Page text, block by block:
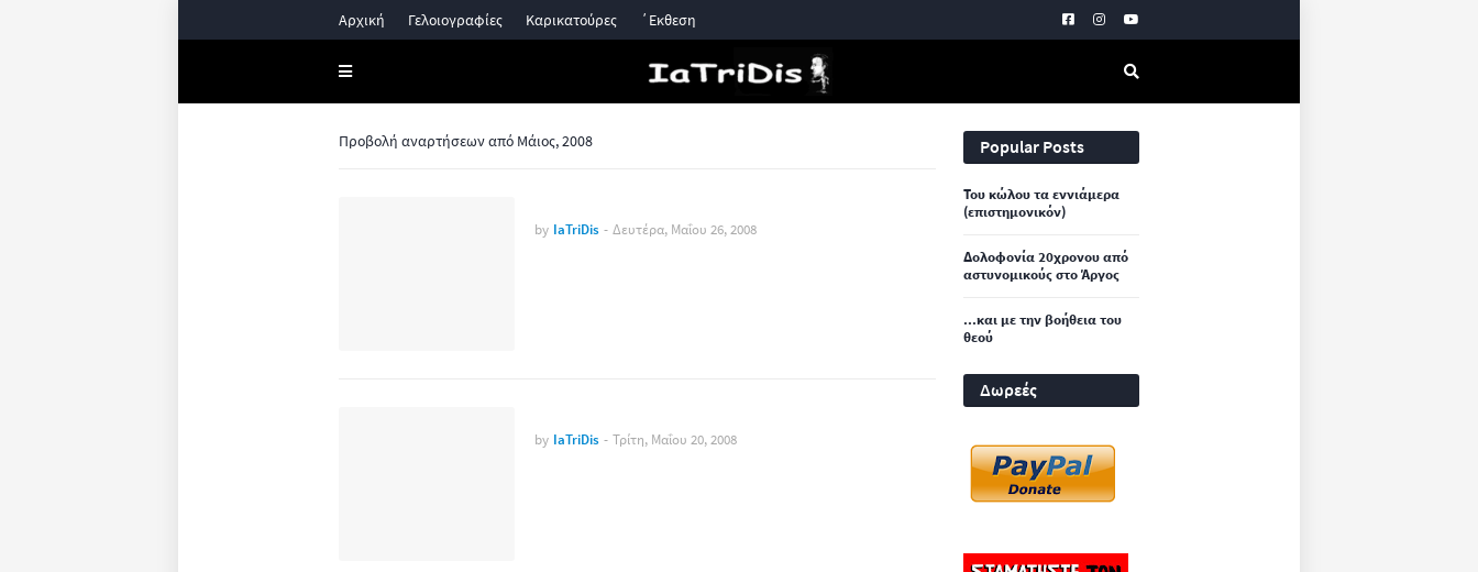
Αρχική Γελοιογραφίες Καρικατούρες ΄Εκθεση
Προβολή αναρτήσεων από Μάιος, 2008
by IaTriDis - Δευτέρα, Μαΐου 26, 2008
by IaTriDis - Τρίτη, Μαΐου 20, 2008
Popular Posts
Του κώλου τα εννιάμερα
(επιστημονικόν)
Δολοφονία 20χρονου από
αστυνομικούς στο Άργος
...και με την βοήθεια του
θεού
Δωρεές